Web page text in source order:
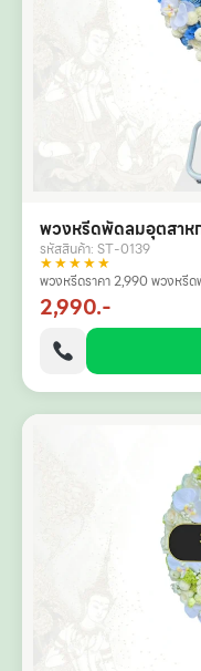
พวงหรีดพัดลมอุตสาห
รหัสสินค้า: ST-0139
★★★★★
พวงหรีดราคา 2,990 พวงห
2,990.-